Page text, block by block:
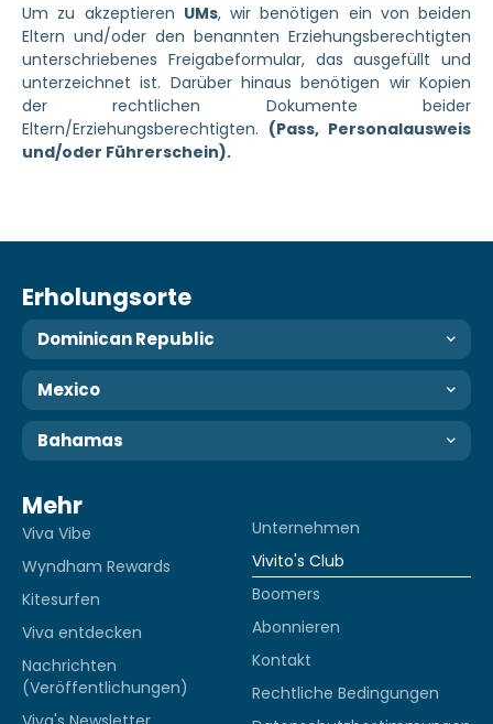
Um zu akzeptieren UMs, wir benötigen ein von beiden
Eltern und/oder den benannten Erziehungsberechtigten
unterschriebenes Freigabeformular, das ausgefüllt und
unterzeichnet ist. Darüber hinaus benötigen wir Kopien
der rechtlichen Dokumente beider
Eltern/Erziehungsberechtigten. (Pass, Personalausweis
und/oder Führerschein).
Erholungsorte
Dominican Republic
Mexico
Bahamas
Mehr
Viva Vibe
Wyndham Rewards
Kitesurfen
Viva entdecken
Nachrichten
(Veröffentlichungen)
Unternehmen
Vivito's Club
Boomers
Abonnieren
Kontakt
Rechtliche Bedingungen